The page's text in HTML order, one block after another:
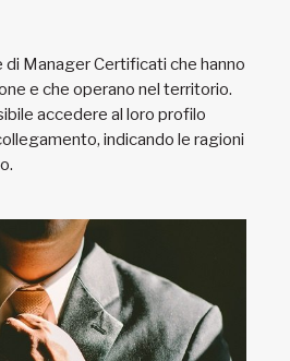
di Manager Certificati che hanno
e che operano nel territorio.
accedere al loro profilo
indicando le ragioni